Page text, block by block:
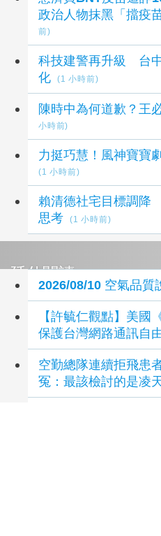
政治人物抹黑「擋疫
前)
科技建警再升級 台
化
(1 小時前)
陳時中為何道歉？王
小時前)
力挺巧慧！風神寶寶
(1 小時前)
賴清德社宅目標調降
思考
(1 小時前)
延伸閱讀
2026/08/10 空氣品質
【許毓仁觀點】美國
保護台灣網路通訊自
空勤總隊連續拒飛患
冤：最該檢討的是凌